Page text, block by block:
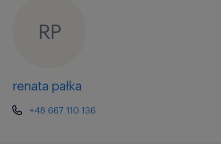
Doświadczenie: minimum rok przy
Umiejętności: bardzo dobra znajomość
RP
renata pałka
+48 667 110 136